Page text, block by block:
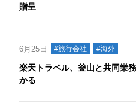
贈呈
6月25日 #旅行会社 #海外
楽天トラベル、釜山と共同業
かる